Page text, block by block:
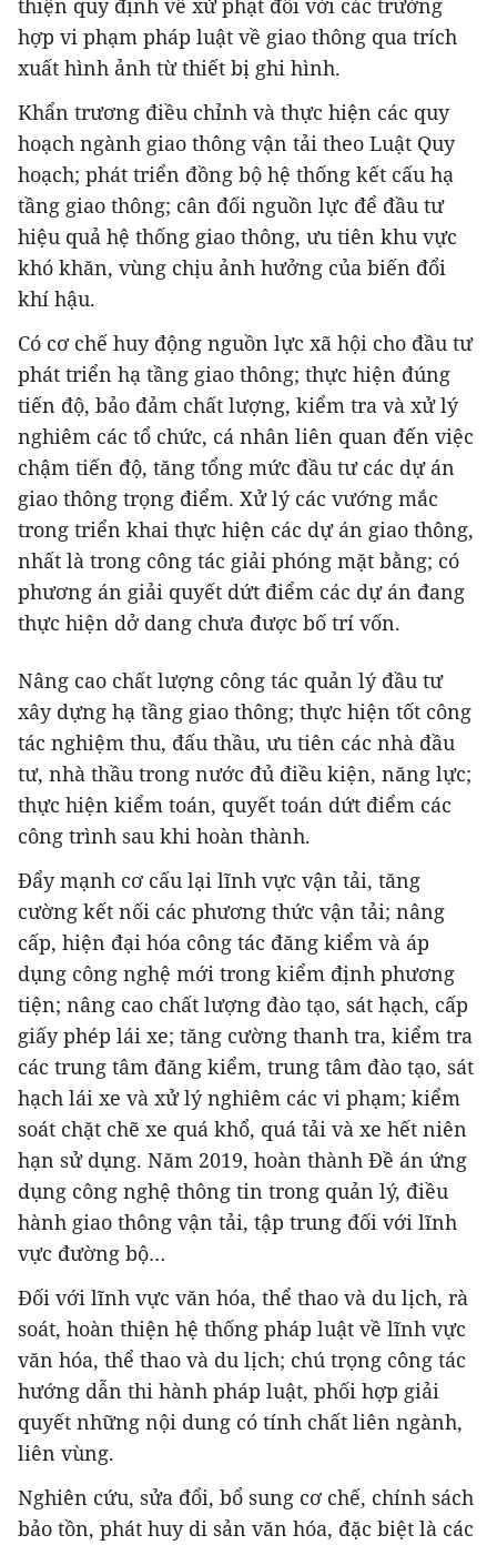
thiện quy định về xử phạt đối với các trường
hợp vi phạm pháp luật về giao thông qua trích
xuất hình ảnh từ thiết bị ghi hình.
Khẩn trương điều chỉnh và thực hiện các quy
hoạch ngành giao thông vận tải theo Luật Quy
hoạch; phát triển đồng bộ hệ thống kết cấu hạ
tầng giao thông; cân đối nguồn lực để đầu tư
hiệu quả hệ thống giao thông, ưu tiên khu vực
khó khăn, vùng chịu ảnh hưởng của biến đổi
khí hậu.
Có cơ chế huy động nguồn lực xã hội cho đầu tư
phát triển hạ tầng giao thông; thực hiện đúng
tiến độ, bảo đảm chất lượng, kiểm tra và xử lý
nghiêm các tổ chức, cá nhân liên quan đến việc
chậm tiến độ, tăng tổng mức đầu tư các dự án
giao thông trọng điểm. Xử lý các vướng mắc
trong triển khai thực hiện các dự án giao thông,
nhất là trong công tác giải phóng mặt bằng; có
phương án giải quyết dứt điểm các dự án đang
thực hiện dở dang chưa được bố trí vốn.
Nâng cao chất lượng công tác quản lý đầu tư
xây dựng hạ tầng giao thông; thực hiện tốt công
tác nghiệm thu, đấu thầu, ưu tiên các nhà đầu
tư, nhà thầu trong nước đủ điều kiện, năng lực;
thực hiện kiểm toán, quyết toán dứt điểm các
công trình sau khi hoàn thành.
Đẩy mạnh cơ cấu lại lĩnh vực vận tải, tăng
cường kết nối các phương thức vận tải; nâng
cấp, hiện đại hóa công tác đăng kiểm và áp
dụng công nghệ mới trong kiểm định phương
tiện; nâng cao chất lượng đào tạo, sát hạch, cấp
giấy phép lái xe; tăng cường thanh tra, kiểm tra
các trung tâm đăng kiểm, trung tâm đào tạo, sát
hạch lái xe và xử lý nghiêm các vi phạm; kiểm
soát chặt chẽ xe quá khổ, quá tải và xe hết niên
hạn sử dụng. Năm 2019, hoàn thành Đề án ứng
dụng công nghệ thông tin trong quản lý, điều
hành giao thông vận tải, tập trung đối với lĩnh
vực đường bộ…
Đối với lĩnh vực văn hóa, thể thao và du lịch, rà
soát, hoàn thiện hệ thống pháp luật về lĩnh vực
văn hóa, thể thao và du lịch; chú trọng công tác
hướng dẫn thi hành pháp luật, phối hợp giải
quyết những nội dung có tính chất liên ngành,
liên vùng.
Nghiên cứu, sửa đổi, bổ sung cơ chế, chính sách
bảo tồn, phát huy di sản văn hóa, đặc biệt là các